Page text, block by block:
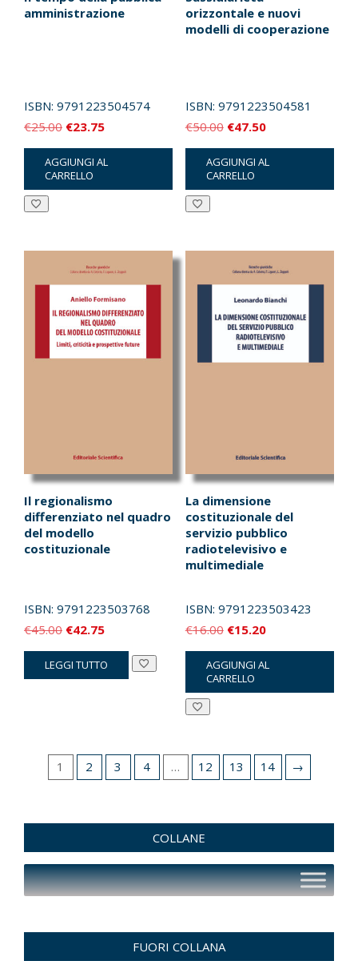
amministrazione
ISBN: 9791223504574
€25.00 Il
prezzo
originale
era:
€23.75Il
prezzo
attuale
è:
AGGIUNGI AL
CARRELLO
orizzontale e nuovi
modelli di cooperazione
ISBN: 9791223504581
€50.00 Il
prezzo
originale
era:
€47.50Il
prezzo
attuale
è:
AGGIUNGI AL
CARRELLO
Il regionalismo
differenziato nel quadro
del modello
costituzionale
ISBN: 9791223503768
€45.00 Il
prezzo
originale
€42.75Il
prezzo
attuale
LEGGI TUTTO
La dimensione
costituzionale del
servizio pubblico
radiotelevisivo e
multimediale
ISBN: 9791223503423
€16.00 Il
prezzo
originale
era:
€15.20Il
prezzo
attuale
è:
AGGIUNGI AL
CARRELLO
1 2 3 4 … 12 13 14 →
COLLANE
FUORI COLLANA